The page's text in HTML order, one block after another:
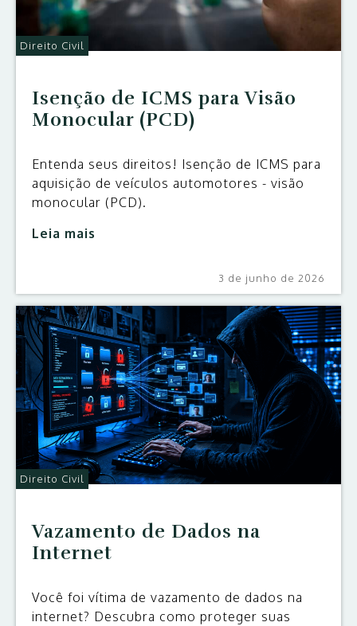
Direito Civil
Isenção de ICMS para Visão
Monocular (PCD)
Entenda seus direitos! Isenção de ICMS para
aquisição de veículos automotores - visão
monocular (PCD).
Leia mais
3 de junho de 2026
Direito Civil
Vazamento de Dados na
Internet
Você foi vítima de vazamento de dados na
internet? Descubra como proteger suas